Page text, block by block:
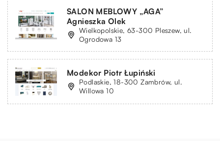
SALON MEBLOWY „AGA”
Agnieszka Olek
Wielkopolskie, 63-300 Pleszew, ul.
Ogrodowa 13
Modekor Piotr Łupiński
Podlaskie, 18-300 Zambrów, ul.
Willowa 10